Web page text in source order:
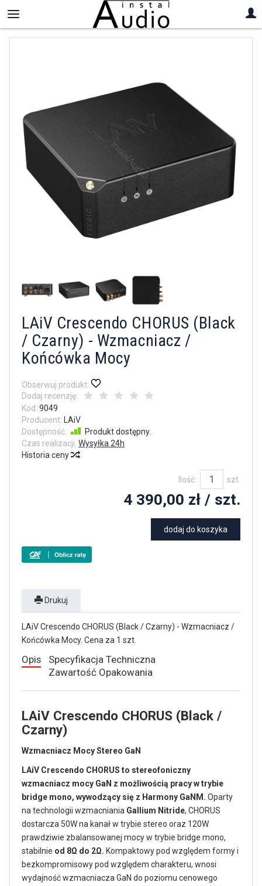
LAiV Crescendo CHORUS (Black
/ Czarny) - Wzmacniacz /
Końcówka Mocy
Obserwuj produkt:
Dodaj recenzję:
Kod: 9049
Producent:
LAiV
Dostępność:
Produkt dostępny.
Czas realizacji: Wysyłka 24h
Historia ceny
Ilość: szt.
4 390,00 zł / szt.
dodaj do koszyka
Drukuj
LAiV Crescendo CHORUS (Black / Czarny) - Wzmacniacz /
Końcówka Mocy. Cena za 1 szt.
Opis
Specyfikacja Techniczna
Zawartość Opakowania
LAiV Crescendo CHORUS (Black /
Czarny)
Wzmacniacz Mocy Stereo GaN
LAiV Crescendo CHORUS to stereofoniczny
wzmacniacz mocy GaN z możliwością pracy w trybie
bridge mono, wywodzący się z Harmony GaNM. Oparty
na technologii wzmacniania Gallium Nitride, CHORUS
dostarcza 50W na kanał w trybie stereo oraz 120W
prawdziwie zbalansowanej mocy w trybie bridge mono,
stabilnie od 8Ω do 2Ω. Kompaktowy pod względem formy i
bezkompromisowy pod względem charakteru, wnosi
wydajność wzmacniacza GaN do poziomu cenowego